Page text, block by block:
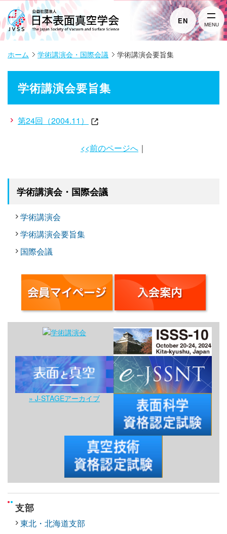
EN MENU
ホーム 学術講演会・国際会議 学術講演会要旨集
学術講演会要旨集
第24回（2004.11）
<<前のページへ ｜
学術講演会・国際会議
学術講演会
学術講演会要旨集
国際会議
» J-STAGEアーカイブ
支部
東北・北海道支部